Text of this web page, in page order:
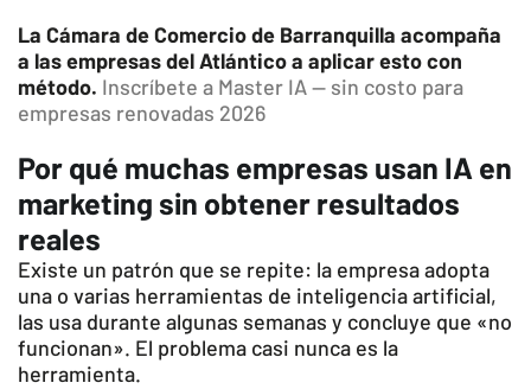
La Cámara de Comercio de Barranquilla acompaña
a las empresas del Atlántico a aplicar esto con
método. Inscríbete a Master IA — sin costo para
empresas renovadas 2026
Por qué muchas empresas usan IA en
marketing sin obtener resultados
reales
Existe un patrón que se repite: la empresa adopta
una o varias herramientas de inteligencia artificial,
las usa durante algunas semanas y concluye que «no
funcionan». El problema casi nunca es la
herramienta.